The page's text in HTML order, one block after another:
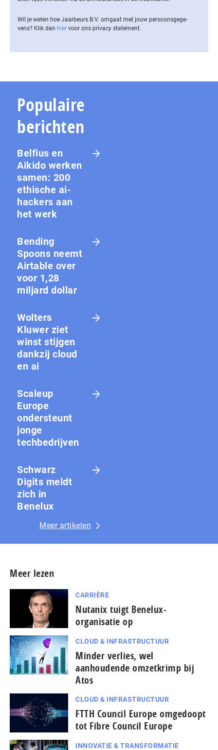
Wil je weten hoe Jaarbeurs B.V. omgaat met jouw per­soons­ge­ge­
vens? Klik dan hier voor ons privacy statement.
Populaire
berichten
Belfius en
Aikido werken
samen: 200
ethische ai-
hackers aan
het werk
Bending
Spoons neemt
Airtable over
voor 1,28
miljard dollar
Wolters
Kluwer ziet
winst stijgen
dankzij cloud
en ai
Scaleup
Europe
ondersteunt
jonge
techbedrijven
Schwarz
Digits meldt
zich in
Benelux
Meer artikelen
Meer lezen
CARRIÈRE
Nutanix tuigt Benelux-
organisatie op
CLOUD & INFRASTRUCTUUR
Minder verlies, wel
aanhoudende omzetkrimp bij
Atos
CLOUD & INFRASTRUCTUUR
FTTH Council Europe omgedoopt
tot Fibre Council Europe
INNOVATIE & TRANSFORMATIE